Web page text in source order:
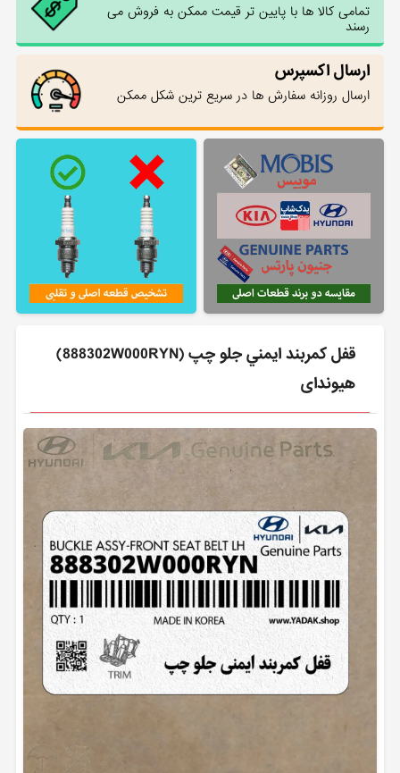
تمامی کالا ها با پایین تر قیمت ممکن به فروش می
رسند
ارسال اکسپرس
ارسال روزانه سفارش ها در سریع ترین شکل ممکن
قفل كمربند ايمني جلو چپ (888302W000RYN)
هیوندای